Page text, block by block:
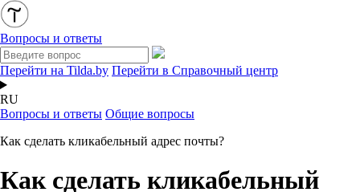
Вопросы и ответы
Перейти на Tilda.by Перейти в Справочный центр
RU
Вопросы и ответы Общие вопросы
Как сделать кликабельный адрес почты?
Как сделать кликабельный